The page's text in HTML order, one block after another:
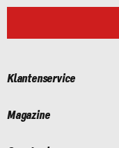
Klantenservice
Magazine